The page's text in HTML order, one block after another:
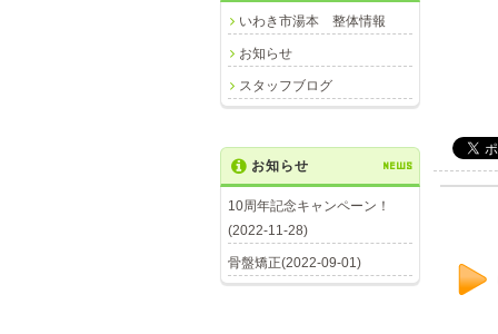
いわき市湯本 整体情報
お知らせ
スタッフブログ
お知らせ NEWS
10周年記念キャンペーン！
(2022-11-28)
骨盤矯正(2022-09-01)